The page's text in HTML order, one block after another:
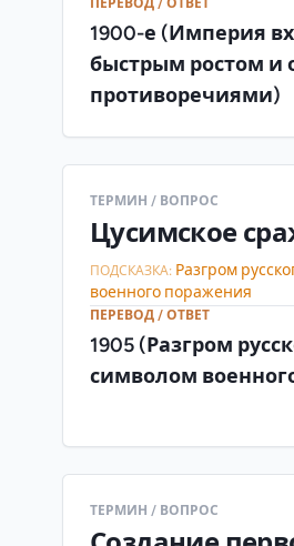
1900-е (Империя
быстрым ростом и
противоречиями)
ТЕРМИН / ВОПРОС
Цусимское
ПОДСКАЗКА: Разгром
военного поражения
ПЕРЕВОД / ОТВЕТ
1905 (Разгром
символом
ТЕРМИН / ВОПРОС